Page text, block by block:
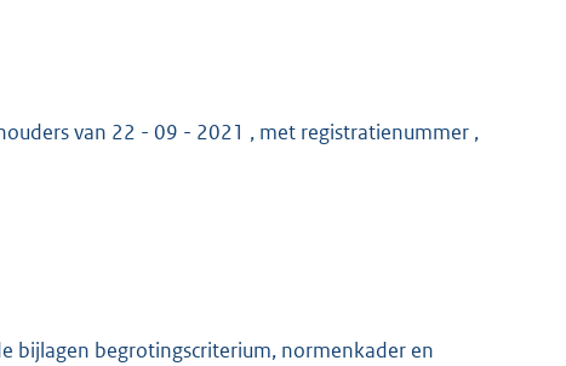
8
van 22 - 09 - 2021 , met registratienummer ,
bijlagen begrotingscriterium, normenkader en